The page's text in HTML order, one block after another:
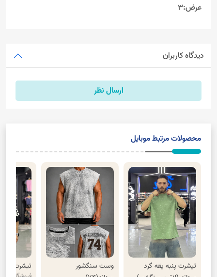
عرض:3
دیدگاه کاربران
ارسال نظر
محصولات مرتبط موبایل
تیشرت پنبه یقه گرد
وست سنگشور
تیشرت